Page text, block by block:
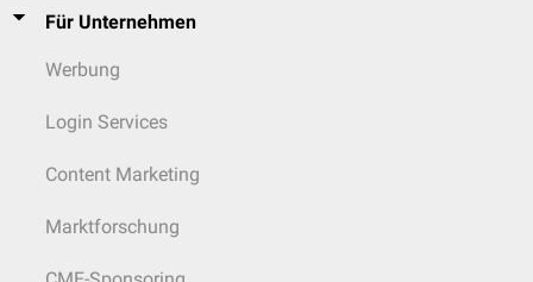
Für Unternehmen
Werbung
Login Services
Content Marketing
Marktforschung